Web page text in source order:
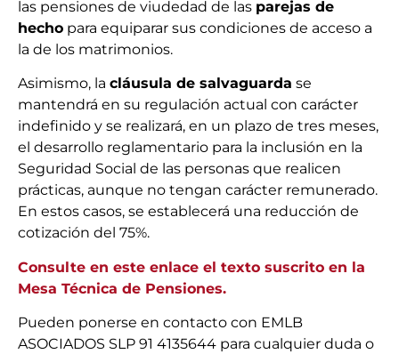
las pensiones de viudedad de las parejas de
hecho para equiparar sus condiciones de acceso a
la de los matrimonios.
Asimismo, la cláusula de salvaguarda se
mantendrá en su regulación actual con carácter
indefinido y se realizará, en un plazo de tres meses,
el desarrollo reglamentario para la inclusión en la
Seguridad Social de las personas que realicen
prácticas, aunque no tengan carácter remunerado.
En estos casos, se establecerá una reducción de
cotización del 75%.
Consulte en este enlace el texto suscrito en la
Mesa Técnica de Pensiones.
Pueden ponerse en contacto con EMLB
ASOCIADOS SLP 91 4135644 para cualquier duda o